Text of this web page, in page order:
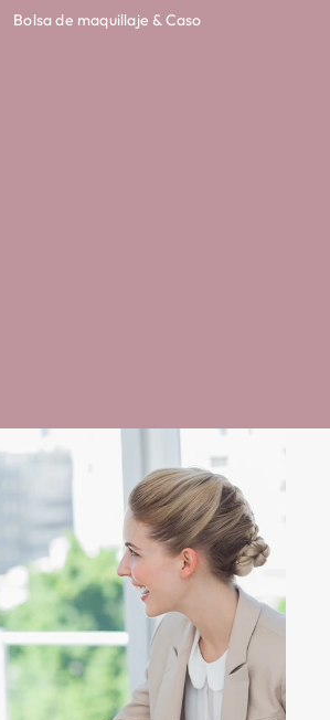
Bolsa de maquillaje & Caso